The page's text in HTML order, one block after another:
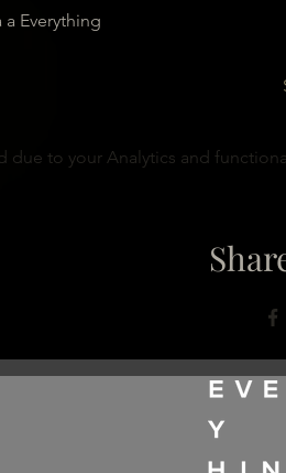
Everything
due to your Analytics and